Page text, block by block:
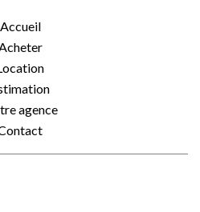
Accueil
agence